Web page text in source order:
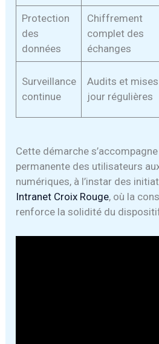
Protection
des
données
Chiffrement
complet des
échanges
Surveillance
continue
Audits et
jour régulières
Cette démarche
permanente des utilisateurs
numériques, à l’instar des
Intranet Croix Rouge, où la
renforce la solidité du